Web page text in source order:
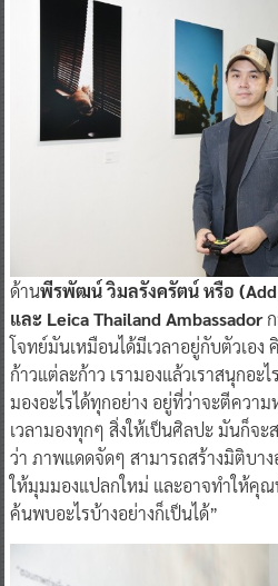
ด้านพีรพัฒน์ วิมลรังครัตน์ หรือ
และ Leica Thailand Ambassadorก
โจทย์มันเหมือนได้มีเวลาอยู่กับตัวเอง
ก้าวแต่ละก้าว เรามองแล้วเราสนุกอะ
มองอะไรได้ทุกอย่าง อยู่ที่ว่าจะตีความ
เวลามองทุกๆ สิ่งให้เป็นศิลปะ มันก็จ
ว่า ภาพแดดจัดๆ สามารถสร้างมิติบาง
ให้มุมมองแปลกใหม่ และอาจทำให้คุ
ค้นพบอะไรบ้างอย่างก็เป็นได้”